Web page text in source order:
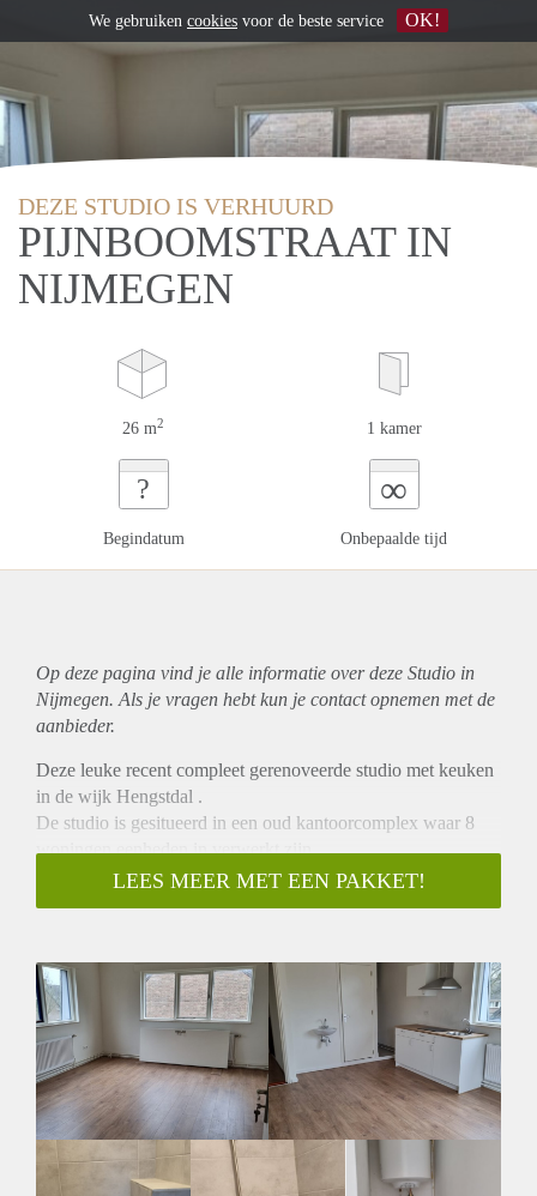
DEZE STUDIO IS VERHUURD
PIJNBOOMSTRAAT IN
NIJMEGEN
26 m2 1 kamer
?
Begindatum
∞
Onbepaalde tijd
Op deze pagina vind je alle informatie over deze Studio in
Nijmegen. Als je vragen hebt kun je contact opnemen met de
aanbieder.
Deze leuke recent compleet gerenoveerde studio met keuken
in de wijk Hengstdal .
De studio is gesitueerd in een oud kantoorcomplex waar 8
woningen eenheden in verwerkt zijn.
De huurprijs is excl. de extra lasten.
Omdat het pand voor het eerst in gebruik genomen gaat
LEES MEER MET EEN PAKKET!
We gebruiken cookies voor de beste service OK!